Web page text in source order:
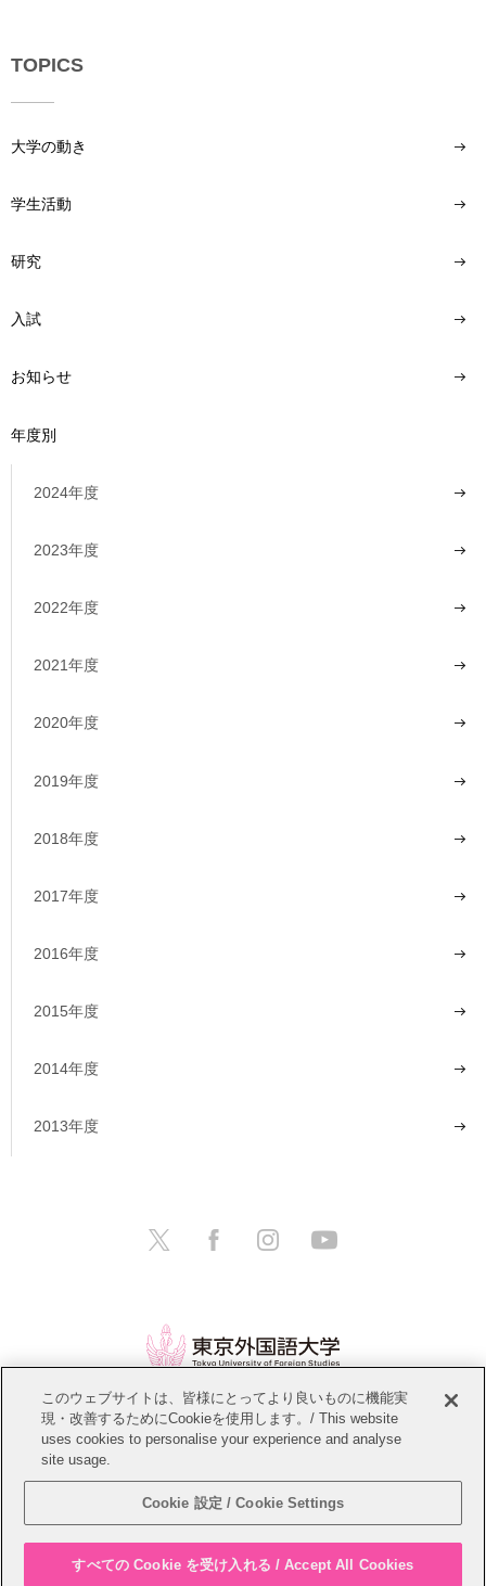
TOPICS
大学の動き
学生活動
研究
入試
お知らせ
年度別
2024年度
2023年度
2022年度
2021年度
2020年度
2019年度
2018年度
2017年度
2016年度
2015年度
2014年度
2013年度
情報公開 教職員募集 このサイトについて
Copyright © Tokyo University of Foreign Studies. All Rights Reserved.
このウェブサイトは、皆様にとってより良いものに機能実
現・改善するためにCookieを使用します。/ This website
uses cookies to personalise your experience and analyse
site usage.
Cookie 設定 / Cookie Settings
すべての Cookie を受け入れる / Accept All Cookies